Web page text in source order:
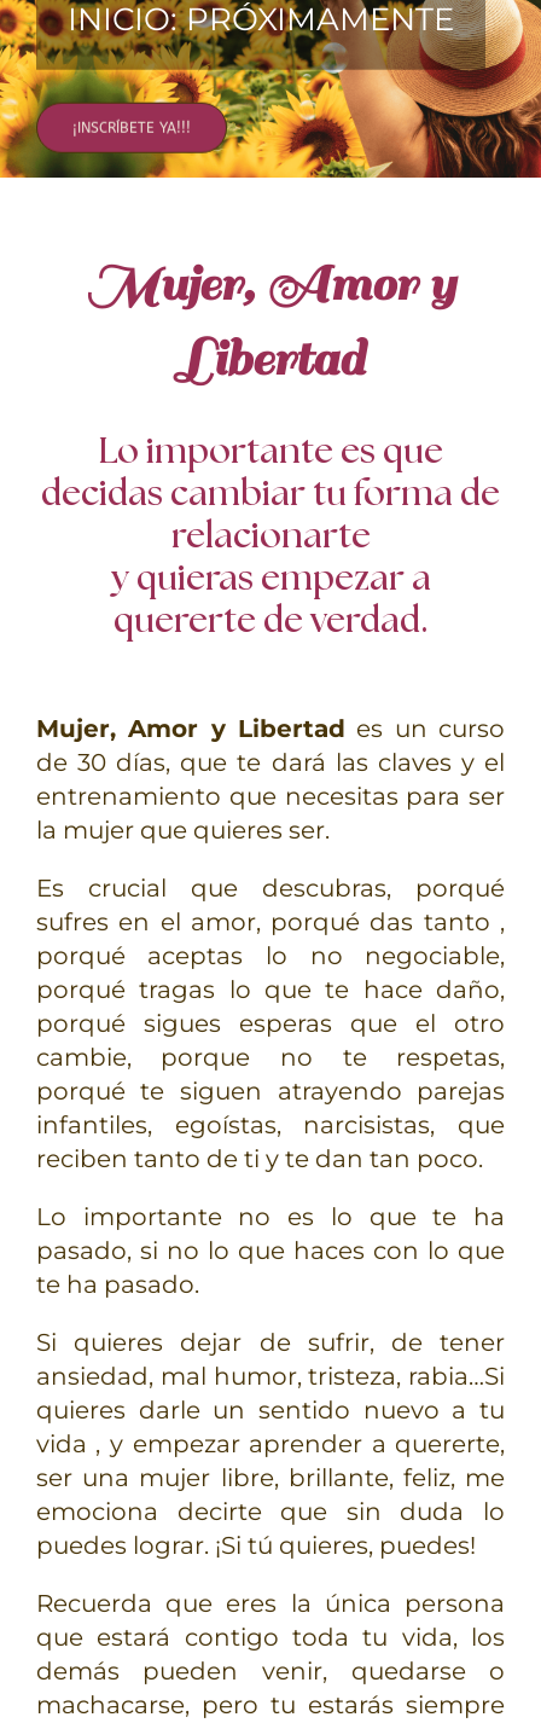
TERAPIAS
RETIROS
GRATIS
INICIO: PRÓXIMAMENTE
¡INSCRÍBETE YA!!!
Mujer, Amor y
Libertad
Lo importante es que
decidas cambiar tu forma de
relacionarte
y quieras empezar a
quererte de verdad.
Mujer, Amor y Libertad es un curso
de 30 días, que te dará las claves y el
entrenamiento que necesitas para ser
la mujer que quieres ser.
Es crucial que descubras, porqué
sufres en el amor, porqué das tanto ,
porqué aceptas lo no negociable,
porqué tragas lo que te hace daño,
porqué sigues esperas que el otro
cambie, porque no te respetas,
porqué te siguen atrayendo parejas
infantiles, egoístas, narcisistas, que
reciben tanto de ti y te dan tan poco.
Lo importante no es lo que te ha
pasado, si no lo que haces con lo que
te ha pasado.
Si quieres dejar de sufrir, de tener
ansiedad, mal humor, tristeza, rabia…Si
quieres darle un sentido nuevo a tu
vida , y empezar aprender a quererte,
ser una mujer libre, brillante, feliz, me
emociona decirte que sin duda lo
puedes lograr. ¡Si tú quieres, puedes!
Recuerda que eres la única persona
que estará contigo toda tu vida, los
demás pueden venir, quedarse o
machacarse, pero tu estarás siempre